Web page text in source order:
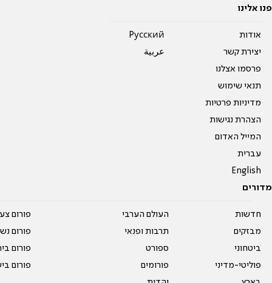
פנו אלינו
אודות
יצירת קשר
פרסמו אצלנו
תנאי שימוש
מדיניות פרטיות
הצהרת נגישות
המייל האדום
עברית
English
Pусский
عربية
מדורים
חדשות
מבזקים
ביטחוני
פוליטי-מדיני
העולם הערבי
תרבות ופנאי
ספורט
פורומים
פורום
פורום
פורום
פורום